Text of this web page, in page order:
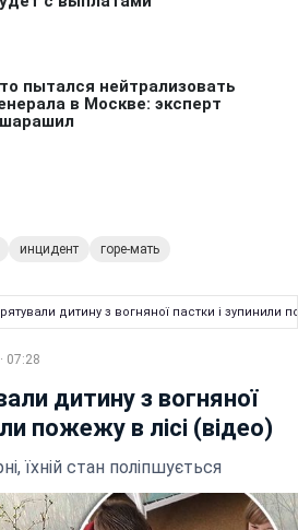
инцидент горе-мать
дитину з вогняної пастки і зупинили
07:28
дитину з вогняної
пожежу в лісі (відео)
їхній стан поліпшується